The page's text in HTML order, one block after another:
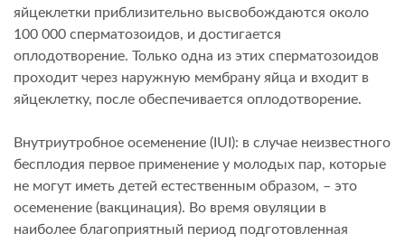
яйцеклетки приблизительно высвобождаются около
100 000 сперматозоидов, и достигается
оплодотворение. Только одна из этих сперматозоидов
проходит через наружную мембрану яйца и входит в
яйцеклетку, после обеспечивается оплодотворение.
Внутриутробное осеменение (IUI): в случае неизвестного
бесплодия первое применение у молодых пар, которые
не могут иметь детей естественным образом, – это
осеменение (вакцинация). Во время овуляции в
наиболее благоприятный период подготовленная